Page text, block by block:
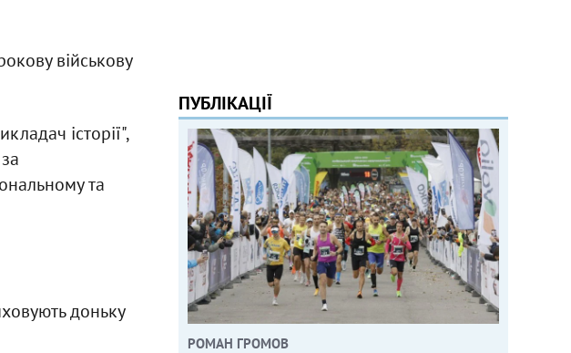
військову
історії",
та
доньку
ПУБЛІКАЦІЇ
РОМАН ГРОМОВ